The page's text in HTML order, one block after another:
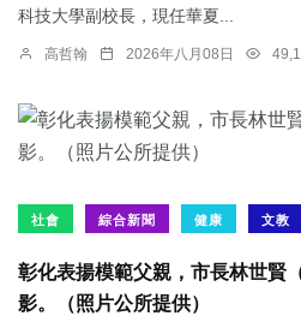
科技大學副校長，現任華夏...
高哲翰 2026年八月08日
社會 綜合新聞 健康 文教
彰化表揚模範父親，市長林世賢
影。（照片公所提供）